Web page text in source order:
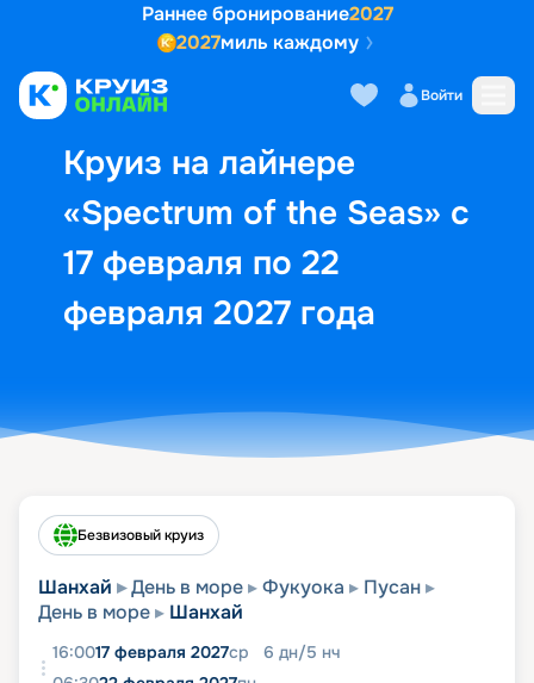
Раннее бронирование2027
2027миль каждому
Войти
Круиз на лайнере
«Spectrum of the Seas» с
17 февраля по 22
февраля 2027 года
Выбор кают Маршрут и
Безвизовый круиз
Шанхай День в море Фукуока
Пусан
День в море
Шанхай
16:0017 февраля 2027ср 6 дн/5 нч